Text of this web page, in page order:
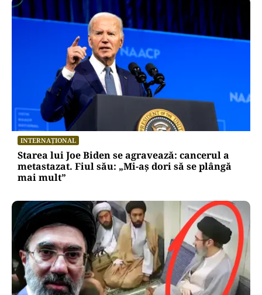
INTERNAȚIONAL
Starea lui Joe Biden se agravează: cancerul a
metastazat. Fiul său: „Mi-aș dori să se plângă
mai mult”